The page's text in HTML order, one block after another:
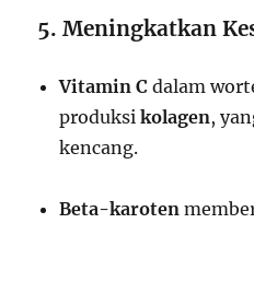
5. Meningkatkan
Vitamin C dalam
produksikolagen,
kencang.
Beta-karoten